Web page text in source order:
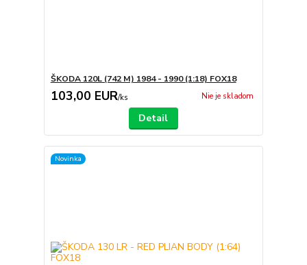
ŠKODA 120L (742 M) 1984 - 1990 (1:18) FOX18
103,00 EUR/ks Nie je skladom
Detail
Novinka